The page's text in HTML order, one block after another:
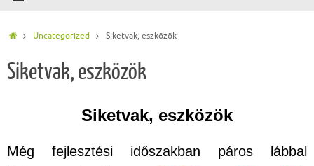
HomeUncategorized Siketvak, eszközök
Siketvak, eszközök
Siketvak, eszközök
Még fejlesztési időszakban páros lábbal